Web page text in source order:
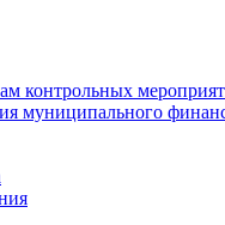
контрольных
муниципального